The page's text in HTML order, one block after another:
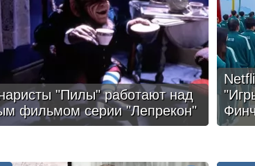
"Пилы" работают над
фильмом серии "Лепрекон"